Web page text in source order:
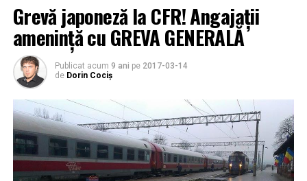
Grevă japoneză la CFR! Angajații
amenință cu GREVA GENERALĂ
Publicat acum 9 ani pe 2017-03-14
de Dorin Cociș